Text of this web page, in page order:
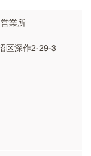
業所
区深作2-29-3